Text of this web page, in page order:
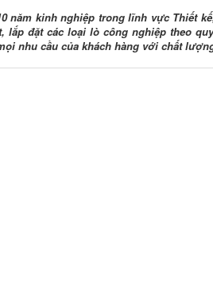
năm kinh nghiệp trong lĩnh vực Thiết
lắp đặt các loại lò công nghiệp theo
nhu cầu của khách hàng với chất